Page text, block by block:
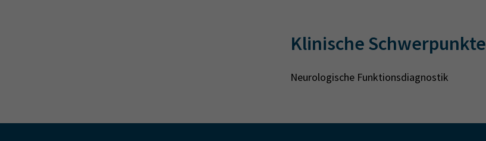
Klinische Schwerpunkte
Neurologische Funktionsdiagnostik